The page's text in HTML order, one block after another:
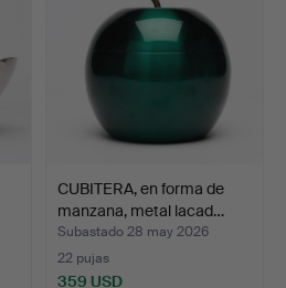
CUBITERA, en forma de
manzana, metal lacad…
Subastado 28 may 2026
22 pujas
359 USD